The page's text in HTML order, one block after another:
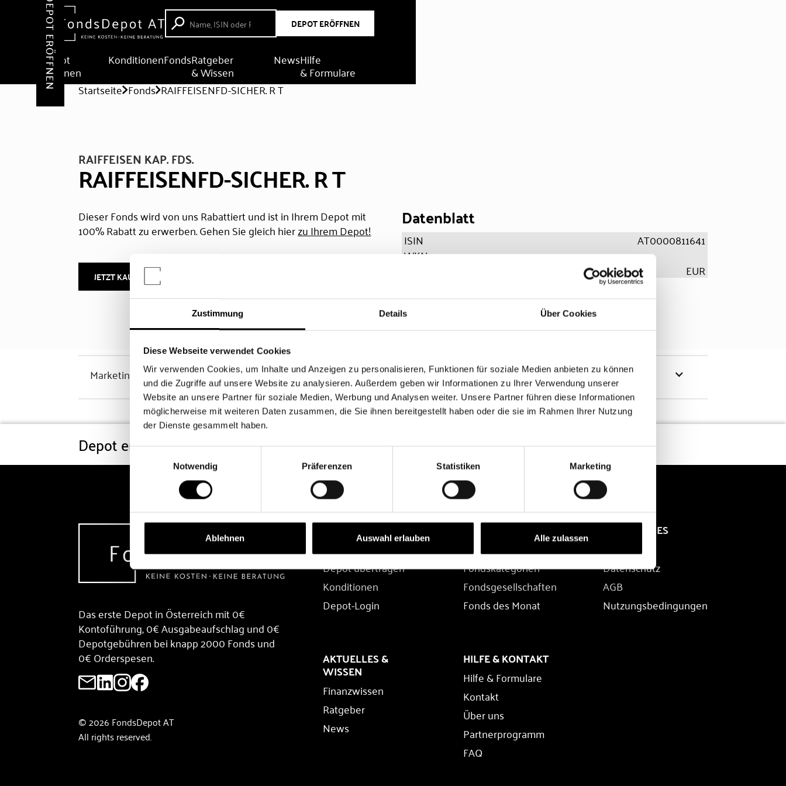
Zustimmung Details Über Cookies
Diese Webseite verwendet Cookies
Wir verwenden Cookies, um Inhalte und Anzeigen zu personalisieren, Funktionen für soziale Medien anbieten zu können
und die Zugriffe auf unsere Website zu analysieren. Außerdem geben wir Informationen zu Ihrer Verwendung unserer
Website an unsere Partner für soziale Medien, Werbung und Analysen weiter. Unsere Partner führen diese Informationen
möglicherweise mit weiteren Daten zusammen, die Sie ihnen bereitgestellt haben oder die sie im Rahmen Ihrer Nutzung
der Dienste gesammelt haben.
Einwilligungsauswahl
Notwendig
Präferenzen Statistiken Marketing
Ablehnen Auswahl erlauben Alle zulassen
DEPOT ERÖFFNEN
Depot
eröffnen
KonditionenFondsRatgeber
& Wissen
NewsHilfe
& Formulare
DEPOT ERÖFFNEN Startseite Fonds RAIFFEISENFD-SICHER. R T
RAIFFEISEN KAP. FDS.
RAIFFEISENFD-SICHER. R T
Dieser Fonds wird von uns Rabattiert und ist in Ihrem Depot mit
100% Rabatt zu erwerben. Gehen Sie gleich hierzu Ihrem Depot!
JETZT KAUFEN
Datenblatt
ISIN
AT0000811641
WKN
EUR
Marketinghinweis Chancen & Risiken
Depot eröffnen Konditionen Fonds FAQ
Das erste Depot in Österreich mit 0€
Kontoführung, 0€ Ausgabeaufschlag und 0€
Depotgebühren bei knapp 2000 Fonds und
0€ Orderspesen.
© 2026 FondsDepot AT
All rights reserved.
DEPOT
Depot übertragen
Konditionen
Depot-Login
FONDS
Fondssuche
Fondskategorien
Fondsgesellschaften
Fonds des Monat
RECHTLICHES
Impressum
Datenschutz
AGB
Nutzungsbedingungen
AKTUELLES &
WISSEN
Finanzwissen
Ratgeber
News
HILFE & KONTAKT
Hilfe & Formulare
Kontakt
Über uns
Partnerprogramm
FAQ